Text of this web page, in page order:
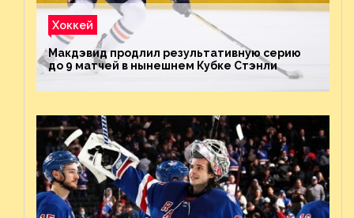
Хоккей
Макдэвид продлил результативную серию
до 9 матчей в нынешнем Кубке Стэнли